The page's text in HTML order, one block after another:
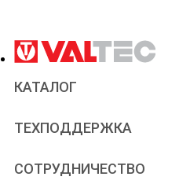
КАТАЛОГ
ТЕХПОДДЕРЖКА
Паспорта и сертификаты
Статьи
СОТРУДНИЧЕСТВО
Сантехникам